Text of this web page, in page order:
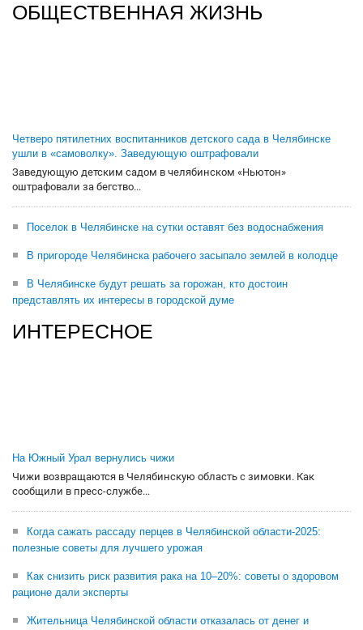
ОБЩЕСТВЕННАЯ ЖИЗНЬ
Четверо пятилетних воспитанников детского сада в Челябинске
ушли в «самоволку». Заведующую оштрафовали
Заведующую детским садом в челябинском «Ньютон»
оштрафовали за бегство...
Поселок в Челябинске на сутки оставят без водоснабжения
В пригороде Челябинска рабочего засыпало землей в колодце
В Челябинске будут решать за горожан, кто достоин
представлять их интересы в городской думе
ИНТЕРЕСНОЕ
На Южный Урал вернулись чижи
Чижи возвращаются в Челябинскую область с зимовки. Как
сообщили в пресс-службе...
Когда сажать рассаду перцев в Челябинской области-2025:
полезные советы для лучшего урожая
Как снизить риск развития рака на 10–20%: советы о здоровом
рационе дали эксперты
Жительница Челябинской области отказалась от денег и